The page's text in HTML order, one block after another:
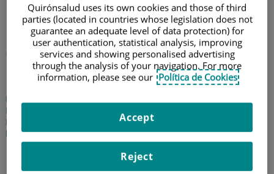
Dolor y supuración en el
oído: alertas de otitis
infantil
La doctora Irene López, especialista en Otorrinolaringología del
Hospital Quirónsalud Valencia y Centro Médico Quirónsalud
Mercado de Colón, nos ayuda a identificar la otitis de verano en
los niños y nos explica cómo prevenirla
Quirónsalud uses its own cookies and those of third
parties (located in countries whose legislation does not
guarantee an adequate level of data protection) for
user authentication, statistical analysis, improving
services and showing personalised advertising
through the analysis of your navigation. For more
information, please see our Política de Cookies
Reject
Accept